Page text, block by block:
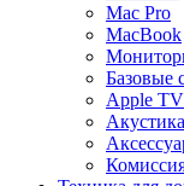
Mac Pro
MacBook
Базовые
Apple TV
Акустика